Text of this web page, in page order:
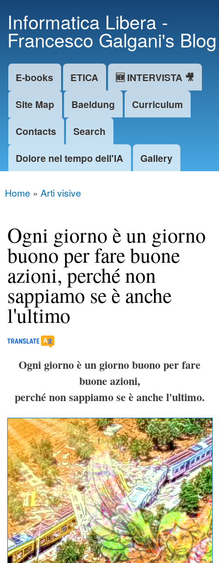
main
content
Informatica Libera -
Francesco Galgani's Blog
Main menu
E-books ETICA
🆕 INTERVISTA 🎥
Site Map
Baeldung
Curriculum
Contacts
Search
Dolore nel tempo dell'IA
Gallery
You are here
Home » Arti visive
Ogni giorno è un giorno
buono per fare buone
azioni, perché non
sappiamo se è anche
l'ultimo
Ogni giorno è un giorno buono per fare
buone azioni,
perché non sappiamo se è anche l'ultimo.